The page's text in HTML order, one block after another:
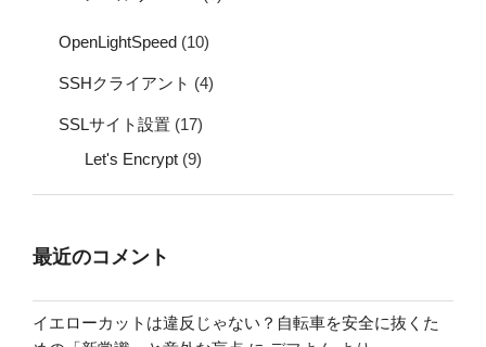
OpenLightSpeed (10)
SSHクライアント (4)
SSLサイト設置 (17)
Let's Encrypt (9)
最近のコメント
イエローカットは違反じゃない？自転車を安全に抜くた